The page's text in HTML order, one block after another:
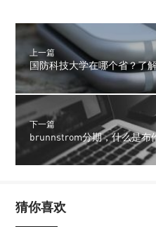
上一篇
国防科技大学在哪个省？了
下一篇
brunnstrom分期，什么是布
猜你喜欢